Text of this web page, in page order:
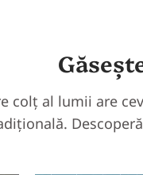
colț al lumii are